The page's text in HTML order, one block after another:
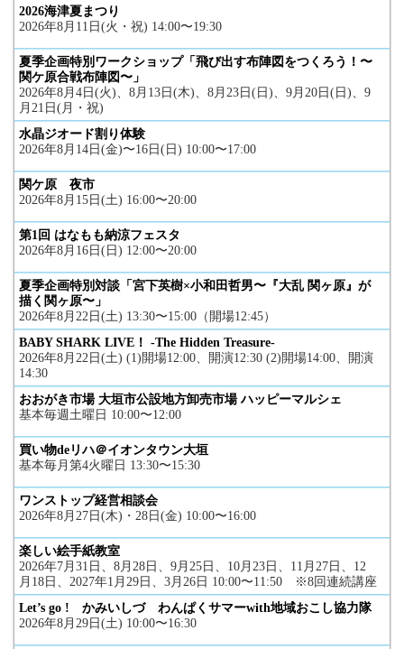
2026海津夏まつり
2026年8月11日(火・祝) 14:00〜19:30
夏季企画特別ワークショップ「飛び出す布陣図をつくろう！〜
関ケ原合戦布陣図〜」
2026年8月4日(火)、8月13日(木)、8月23日(日)、9月20日(日)、9
月21日(月・祝)
水晶ジオード割り体験
2026年8月14日(金)〜16日(日) 10:00〜17:00
関ケ原 夜市
2026年8月15日(土) 16:00〜20:00
第1回 はなもも納涼フェスタ
2026年8月16日(日) 12:00〜20:00
夏季企画特別対談「宮下英樹×小和田哲男〜『大乱 関ヶ原』が
描く関ヶ原〜」
2026年8月22日(土) 13:30〜15:00（開場12:45）
BABY SHARK LIVE！ -The Hidden Treasure-
2026年8月22日(土) (1)開場12:00、開演12:30 (2)開場14:00、開演
14:30
おおがき市場 大垣市公設地方卸売市場 ハッピーマルシェ
基本毎週土曜日 10:00〜12:00
買い物deリハ＠イオンタウン大垣
基本毎月第4火曜日 13:30〜15:30
ワンストップ経営相談会
2026年8月27日(木)・28日(金) 10:00〜16:00
楽しい絵手紙教室
2026年7月31日、8月28日、9月25日、10月23日、11月27日、12
月18日、2027年1月29日、3月26日 10:00〜11:50 ※8回連続講座
Let’s go ! かみいしづ わんぱくサマーwith地域おこし協力隊
2026年8月29日(土) 10:00〜16:30